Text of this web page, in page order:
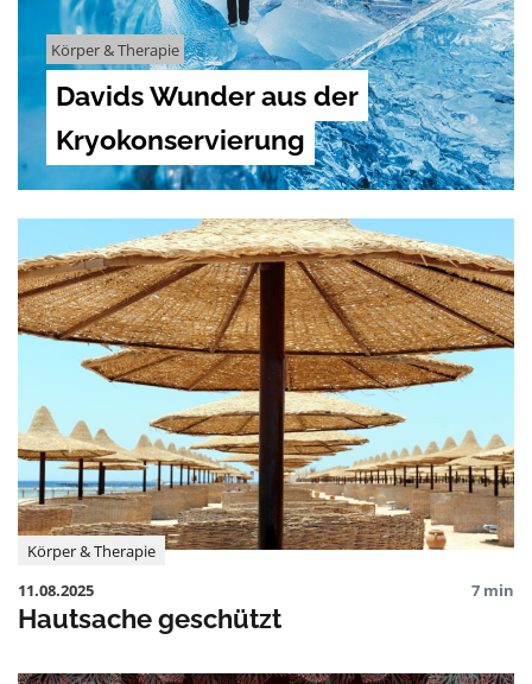
Körper & Therapie
Davids Wunder aus der
Kryokonservierung
Körper & Therapie
11.08.2025
7 min
Hautsache geschützt